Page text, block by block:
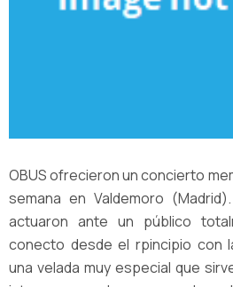
OBUS ofrecieron un concierto
semana en Valdemoro
actuaron ante un público
conecto desde el rpincipio con
una velada muy especial que